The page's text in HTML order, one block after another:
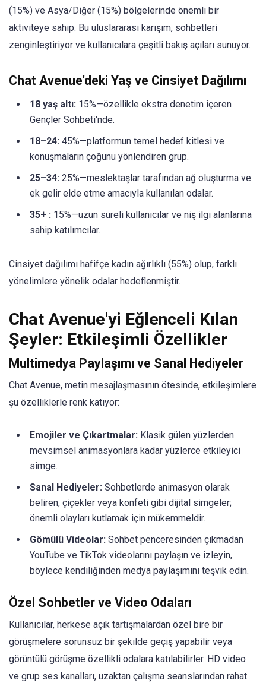
(15%) ve Asya/Diğer (15%) bölgelerinde önemli bir
aktiviteye sahip. Bu uluslararası karışım, sohbetleri
zenginleştiriyor ve kullanıcılara çeşitli bakış açıları sunuyor.
Chat Avenue'deki Yaş ve Cinsiyet Dağılımı
18 yaş altı: 15%—özellikle ekstra denetim içeren
Gençler Sohbeti'nde.
18–24: 45%—platformun temel hedef kitlesi ve
konuşmaların çoğunu yönlendiren grup.
25–34: 25%—meslektaşlar tarafından ağ oluşturma ve
ek gelir elde etme amacıyla kullanılan odalar.
35+ : 15%—uzun süreli kullanıcılar ve niş ilgi alanlarına
sahip katılımcılar.
Cinsiyet dağılımı hafifçe kadın ağırlıklı (55%) olup, farklı
yönelimlere yönelik odalar hedeflenmiştir.
Chat Avenue'yi Eğlenceli Kılan
Şeyler: Etkileşimli Özellikler
Multimedya Paylaşımı ve Sanal Hediyeler
Chat Avenue, metin mesajlaşmasının ötesinde, etkileşimlere
şu özelliklerle renk katıyor:
Emojiler ve Çıkartmalar: Klasik gülen yüzlerden
mevsimsel animasyonlara kadar yüzlerce etkileyici
simge.
Sanal Hediyeler: Sohbetlerde animasyon olarak
beliren, çiçekler veya konfeti gibi dijital simgeler;
önemli olayları kutlamak için mükemmeldir.
Gömülü Videolar: Sohbet penceresinden çıkmadan
YouTube ve TikTok videolarını paylaşın ve izleyin,
böylece kendiliğinden medya paylaşımını teşvik edin.
Özel Sohbetler ve Video Odaları
Kullanıcılar, herkese açık tartışmalardan özel bire bir
görüşmelere sorunsuz bir şekilde geçiş yapabilir veya
görüntülü görüşme özellikli odalara katılabilirler. HD video
ve grup ses kanalları, uzaktan çalışma seanslarından rahat